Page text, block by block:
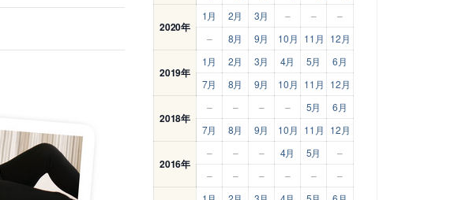
2020年
1月 2月 3月 – –
–
–
8月 9月 10月 11月 12月
2019年
1月 2月 3月 4月 5月
6月
7月
8月 9月 10月 11月 12月
2018年
– – – – 5月
6月
7月
8月 9月 10月 11月 12月
2016年
– – – 4月 5月
–
–
– – – – –